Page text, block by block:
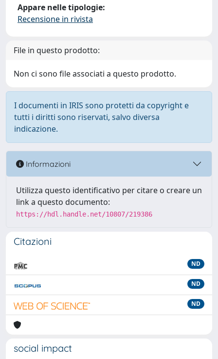
Appare nelle tipologie:
Recensione in rivista
File in questo prodotto:
Non ci sono file associati a questo prodotto.
I documenti in IRIS sono protetti da copyright e
tutti i diritti sono riservati, salvo diversa
indicazione.
Informazioni
Utilizza questo identificativo per citare o creare un
link a questo documento:
https://hdl.handle.net/10807/219386
Citazioni
ND
ND
ND
social impact